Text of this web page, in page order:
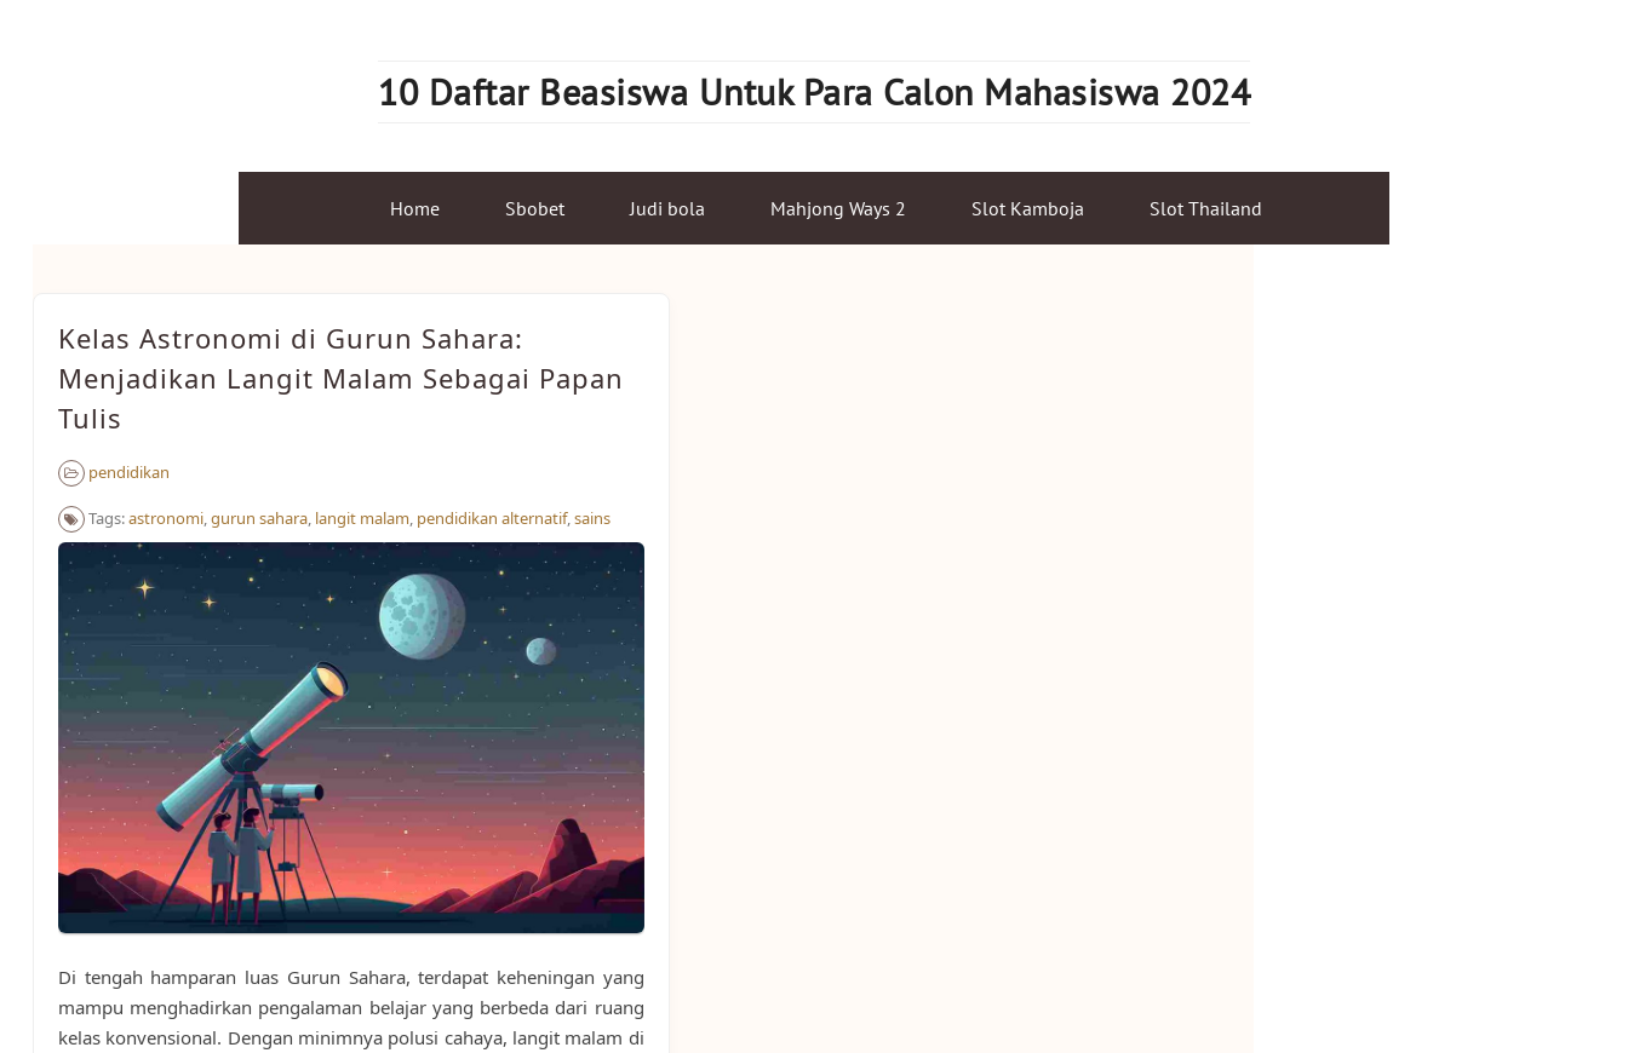
10 Daftar Beasiswa Untuk Para Calon Mahasiswa 2024
Home Sbobet Judi bola Mahjong Ways 2 Slot Kamboja Slot Thailand
Kelas Astronomi di Gurun Sahara:
Menjadikan Langit Malam Sebagai Papan
Tulis
pendidikan
Tags:astronomi,gurun sahara, langit malam, pendidikan alternatif,sains
Di tengah hamparan luas Gurun Sahara, terdapat keheningan yang
mampu menghadirkan pengalaman belajar yang berbeda dari ruang
kelas konvensional. Dengan minimnya polusi cahaya, langit malam di